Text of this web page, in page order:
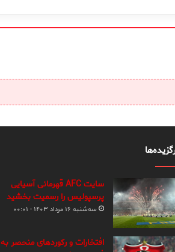
سایت AFC قهرمانی آسیایی
پرسپولیس را رسمیت بخشید
سه‌شنبه ۱۶ مرداد ۱۴۰۳ - ۰۰:۰۱
افتخارات و رکوردهای منحصر به